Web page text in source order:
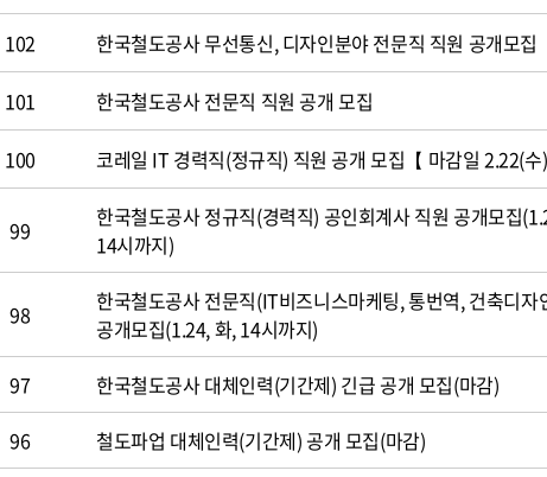
102 한국철도공사 무선통신, 디자인분야 전문직 직원 공개모집
101 한국철도공사 전문직 직원 공개 모집
100 코레일 IT 경력직(정규직) 직원 공개 모집【 마감일 2.22(수
99
한국철도공사 정규직(경력직) 공인회계사 직원 공개모집
14시까지)
98
한국철도공사 전문직(IT비즈니스마케팅, 통번역, 건축디자
공개모집(1.24, 화, 14시까지)
97 한국철도공사 대체인력(기간제) 긴급 공개 모집(마감)
96
철도파업 대체인력(기간제) 공개 모집(마감)